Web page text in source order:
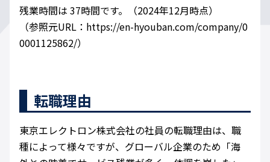
残業時間は 37時間です。（2024年12月時点）
（参照元URL：https://en-hyouban.com/company/0
0001125862/）
転職理由
東京エレクトロン株式会社の社員の転職理由は、職
種によって様々ですが、グローバル企業のため「海